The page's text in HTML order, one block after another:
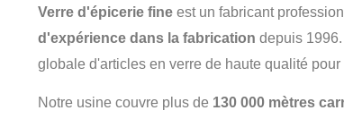
Verre d'épicerie fine est un fabricant
d'expérience dans la fabrication depuis
globale d'articles en verre de haute qualité
Notre usine couvre plus de 130 000 mètres